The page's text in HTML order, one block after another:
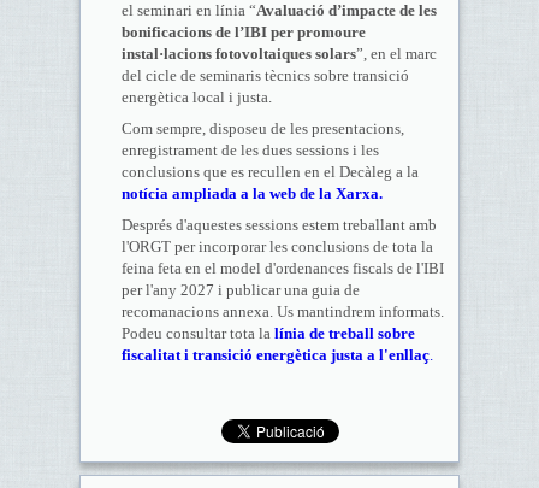
el seminari en línia “Avaluació d’impacte de les
bonificacions de l’IBI per promoure
instal·lacions fotovoltaiques solars”, en el marc
del cicle de seminaris tècnics sobre transició
energètica local i justa.
Com sempre, disposeu de les presentacions,
enregistrament de les dues sessions i les
conclusions que es recullen en el Decàleg a la
notícia ampliada a la web de la Xarxa.
Després d'aquestes sessions estem treballant amb
l'ORGT per incorporar les conclusions de tota la
feina feta en el model d'ordenances fiscals de l'IBI
per l'any 2027 i publicar una guia de
recomanacions annexa. Us mantindrem informats.
Podeu consultar tota la línia de treball sobre
fiscalitat i transició energètica justa a l'enllaç.